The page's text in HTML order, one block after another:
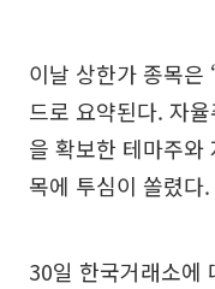
이날 상한가 종목은
드로 요약된다. 자
을 확보한 테마주와
목에 투심이 쏠렸다.
30일 한국거래소에